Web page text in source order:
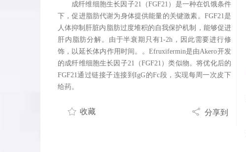
成纤维细胞生长因子21（FGF21）是一种在饥饿条件
下，促进脂肪代谢为身体提供能量的关键激素。FGF21是
人体抑制肝脏内脂肪过度堆积的自我保护机制，能够促进
肝内脂肪分解。由于半衰期只有1-2h，因此需要进行修
饰，以延长体内作用时间。。Efruxifermin是由Akero开发
的成纤维细胞生长因子21（FGF21）类似物。将优化后的
FGF21通过链接子连接到IgG的Fc段，实现每周一次皮下
给药。
收藏 分享到